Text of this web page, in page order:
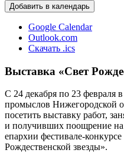
Добавить в календарь
Google Calendar
Outlook.com
Скачать .ics
Выставка «Свет
С 24 декабря по 23 февраля
промыслов Нижегородской
посетить выставку работ,
и получивших поощрение
епархии фестивале-
Рождественской звезды».